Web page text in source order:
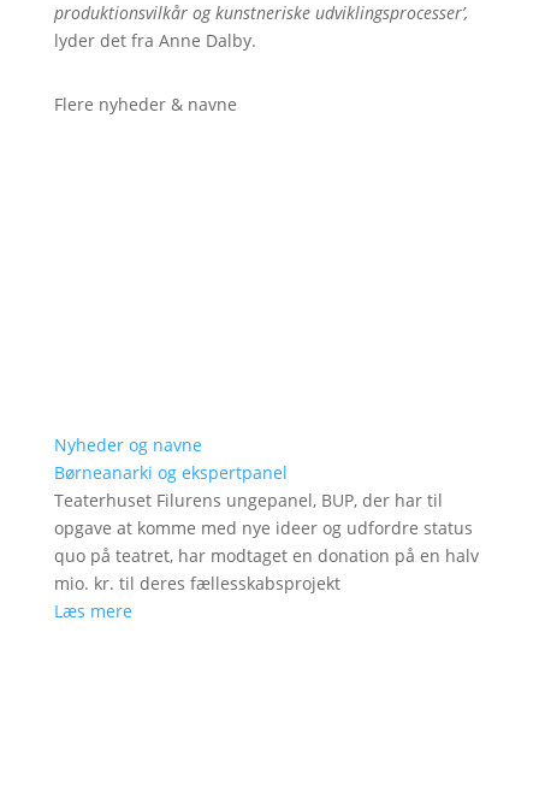
produktionsvilkår og kunstneriske udviklingsprocesser’,
lyder det fra Anne Dalby.
Flere nyheder & navne
Nyheder og navne
Børneanarki og ekspertpanel
Teaterhuset Filurens ungepanel, BUP, der har til
opgave at komme med nye ideer og udfordre status
quo på teatret, har modtaget en donation på en halv
mio. kr. til deres fællesskabsprojekt
Læs mere